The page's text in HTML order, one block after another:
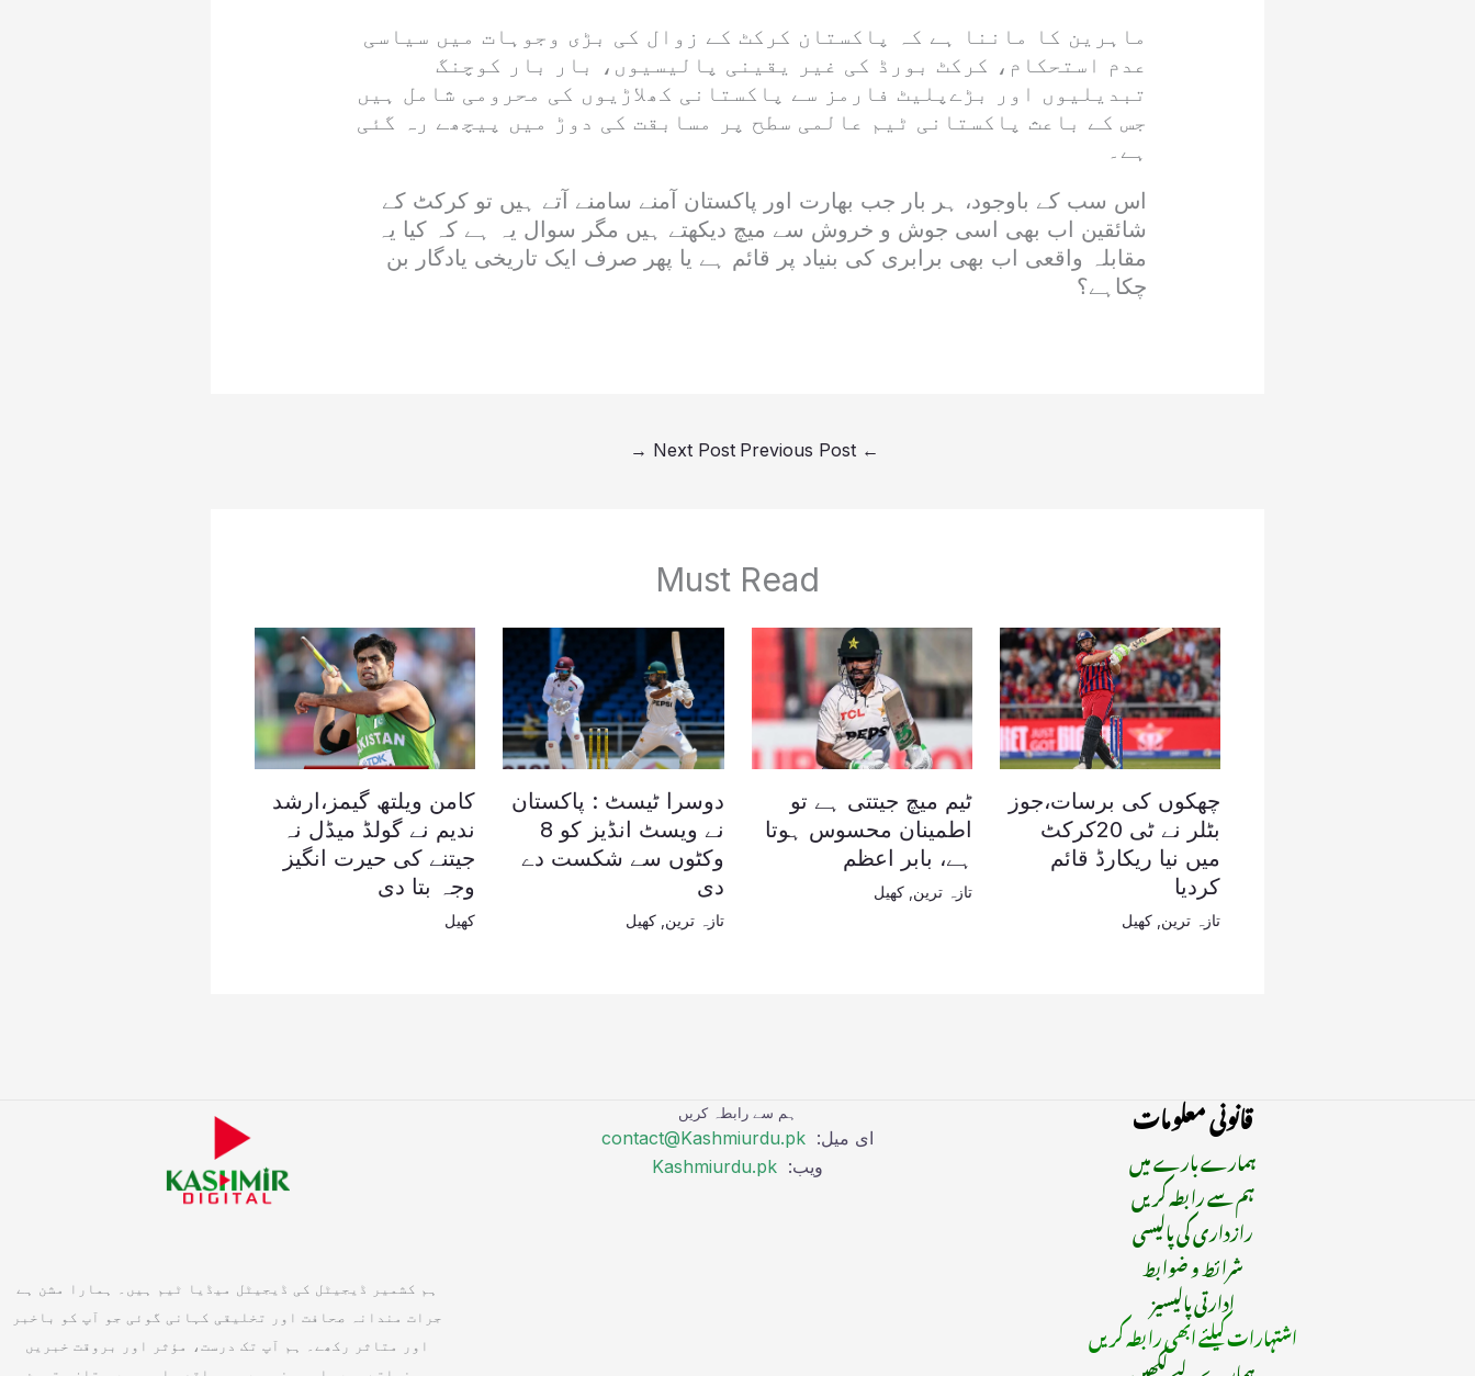
ماہرین کا ماننا ہے کہ پاکستان کرکٹ کے زوال کی بڑی وجوہات میں سیاسی
عدم استحکام، کرکٹ بورڈ کی غیر یقینی پالیسیوں، بار بار کوچنگ
تبدیلیوں اور بڑےپلیٹ فارمز سے پاکستانی کھلاڑیوں کی محرومی شامل ہیں
جس کے باعث پاکستانی ٹیم عالمی سطح پر مسابقت کی دوڑ میں پیچھے رہ گئی
ہے۔
اس سب کے باوجود، ہر بار جب بھارت اور پاکستان آمنے سامنے آتے ہیں تو کرکٹ کے
شائقین اب بھی اسی جوش و خروش سے میچ دیکھتے ہیں مگر سوال یہ ہے کہ کیا یہ
مقابلہ واقعی اب بھی برابری کی بنیاد پر قائم ہے یا پھر صرف ایک تاریخی یادگار بن
چکاہے؟
←
Next Post
→
Must Read
چھکوں کی برسات،جوز
بٹلر نے ٹی 20کرکٹ
میں نیا ریکارڈ قائم
کردیا
تازہ ترین کھیل
ٹیم میچ جیتتی ہے تو
اطمینان محسوس ہوتا
ہے، بابر اعظم
تازہ ترین ,کھیل
دوسرا ٹیسٹ : پاکستان
نے ویسٹ انڈیز کو 8
وکٹوں سے شکست دے
دی
تازہ ترین ,کھیل
کامن ویلتھ گیمز،ارشد
ندیم نے گولڈ میڈل نہ
جیتنے کی حیرت انگیز
وجہ بتا دی
کھیل
قانونی معلومات
ہمارے بارے میں
ہم سے رابطہ کریں
رازداری کی پالیسی
شرائط و ضوابط
ادارتی پالیسیز
اشتہارات کیلئے ابھی رابطہ کریں
ہم سے رابطہ کریں
ای میل: contact@Kashmiurdu.pk
ویب: Kashmiurdu.pk
ہم کشمیر ڈیجیٹل کی ڈیجیٹل میڈیا ٹیم ہیں۔ ہمارا مشن ہے
جرات مندانہ صحافت اور تخلیقی کہانی گوئی جو آپ کو باخبر
اور متاثر رکھے۔ ہم آپ تک درست، مؤثر اور بروقت خبریں